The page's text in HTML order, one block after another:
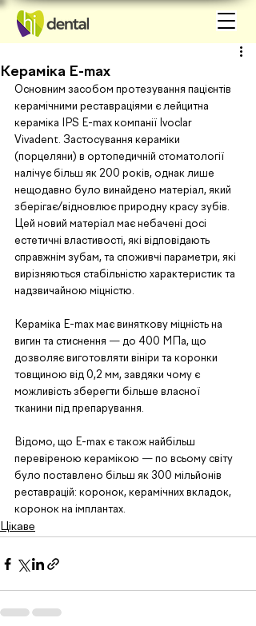
Кераміка E-max
Основним засобом протезування пацієнтів
керамічними реставраціями є лейцитна
кераміка IPS E-max компанії Ivoclar
Vivadent. Застосування кераміки
(порцеляни) в ортопедичній стоматології
налічує більш як 200 років, однак лише
нещодавно було винайдено матеріал, який
зберігає/відновлює природну красу зубів.
Цей новий матеріал має небачені досі
естетичні властивості, які відповідають
справжнім зубам, та споживчі параметри, які
вирізняються стабільністю характеристик та
надзвичайною міцністю.
Кераміка E-max має виняткову міцність на
вигин та стиснення — до 400 МПа, що
дозволяє виготовляти вініри та коронки
товщиною від 0,2 мм, завдяки чому є
можливість зберегти більше власної
тканини під препарування.
Відомо, що E-max є також найбільш
перевіреною керамікою — по всьому світу
було поставлено більш як 300 мільйонів
реставрацій: коронок, керамічних вкладок,
коронок на імплантах.
Цікаве